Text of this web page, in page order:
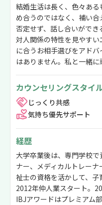
結婚生活は長く、色々あ
め合うのではなく、補い合
否定せず、話し合いができ
対人関係の特性を見やす
に合うお相手選びをアド
はありません。私と一緒
カウンセリングスタイ
じっくり共感
気持ち優先サポート
経歴
大学卒業後は、専門学校
ナー、メディカルトレー
祉士の資格を活かして、子
2012年仲人業スタート。
IBJアワードはプレミアム